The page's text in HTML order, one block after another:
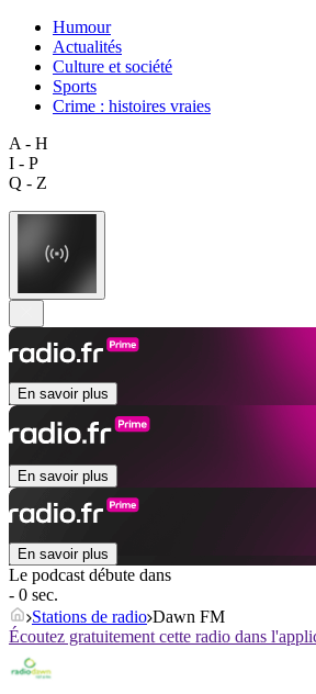
Humour
Actualités
Culture et société
Sports
Crime : histoires vraies
A - H
I - P
Q - Z
En savoir plus
En savoir plus
En savoir plus
Le podcast débute dans
- 0 sec.
Stations de radio Dawn FM
Écoutez gratuitement cette radio dans